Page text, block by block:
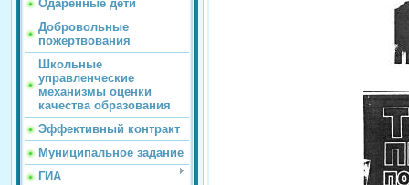
Одаренные дети
Добровольные
пожертвования
Школьные
управленческие
механизмы оценки
качества образования
Эффективный контракт
Муниципальное задание
ГИА